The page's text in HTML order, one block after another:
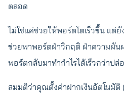
ตลอด
ไม่ใช่แค่ช่วยให้พอร์ตโตเร็วขึ้น แต่
ช่วยพาพอร์ตฝ่าวิกฤติ ฝ่าความผัน
พอร์ตกลับมาทำกำไรได้เร็วกว่าปล่
สมมติว่าคุณตั้งค่าฝากเงินอัตโนมัติ